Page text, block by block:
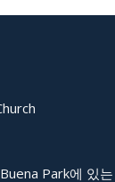
Park에 있는